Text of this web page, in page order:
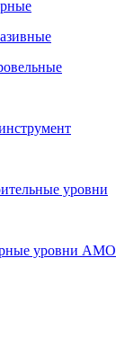
уровни
уровни AMO